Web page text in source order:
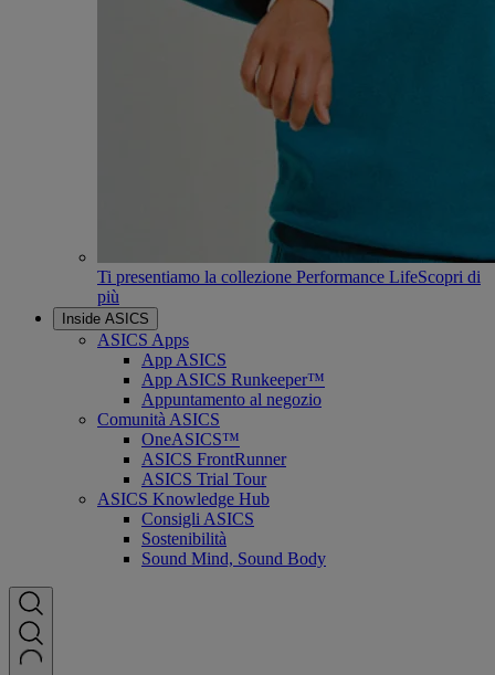
Ti presentiamo la collezione Performance LifeScopri di
più
Inside ASICS
ASICS Apps
App ASICS
App ASICS Runkeeper™
Appuntamento al negozio
Comunità ASICS
OneASICS™
ASICS FrontRunner
ASICS Trial Tour
ASICS Knowledge Hub
Consigli ASICS
Sostenibilità
Sound Mind, Sound Body